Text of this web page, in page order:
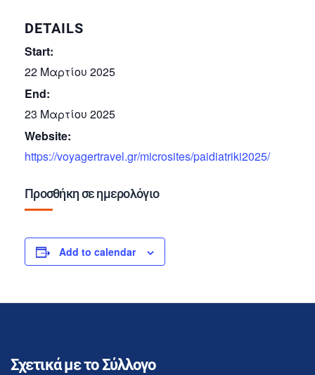
DETAILS
Start:
22 Μαρτίου 2025
End:
23 Μαρτίου 2025
Website:
https://voyagertravel.gr/microsites/paidiatriki2025/
Προσθήκη σε ημερολόγιο
Add to calendar
Σχετικά με το Σύλλογο